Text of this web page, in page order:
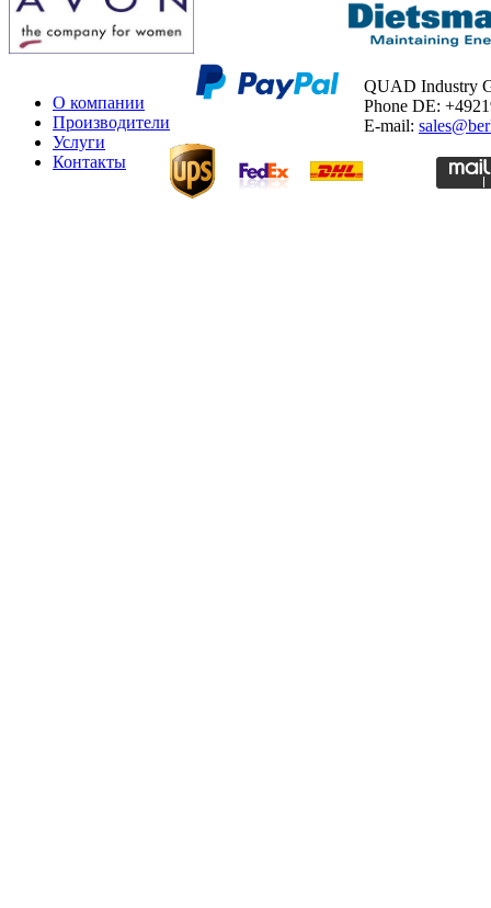
О компании
Производители
Услуги
Контакты
QUAD Industry
Phone DE:
E-mail: